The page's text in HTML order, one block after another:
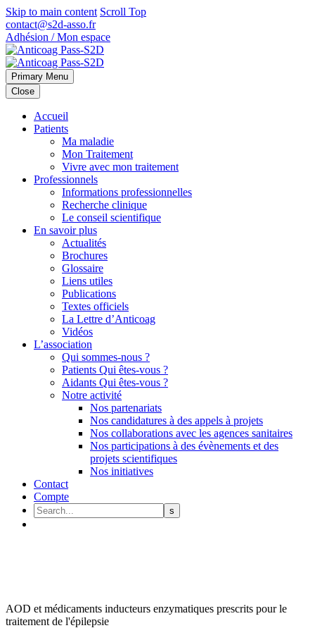
Skip to main content Scroll Top
contact@s2d-asso.fr
Adhésion / Mon espace
Primary Menu
Close
Accueil
Patients
Ma maladie
Mon Traitement
Vivre avec mon traitement
Professionnels
Informations professionnelles
Recherche clinique
Le conseil scientifique
En savoir plus
Actualités
Brochures
Glossaire
Liens utiles
Publications
Textes officiels
La Lettre d’Anticoag
Vidéos
L’association
Qui sommes-nous ?
Patients Qui êtes-vous ?
Aidants Qui êtes-vous ?
Notre activité
Nos partenariats
Nos candidatures à des appels à projets
Nos collaborations avec les agences sanitaires
Nos participations à des évènements et des
projets scientifiques
Nos initiatives
Contact
Compte
AOD et médicaments inducteurs enzymatiques prescrits pour le
traitement de l'épilepsie